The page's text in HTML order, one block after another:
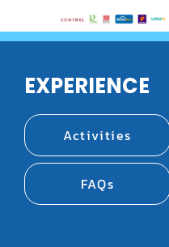
EXPERIENCE
Activities
FAQs